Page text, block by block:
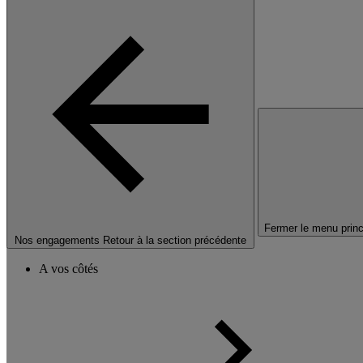
Nos engagements Retour à la section précédente
Fermer le menu
A vos côtés